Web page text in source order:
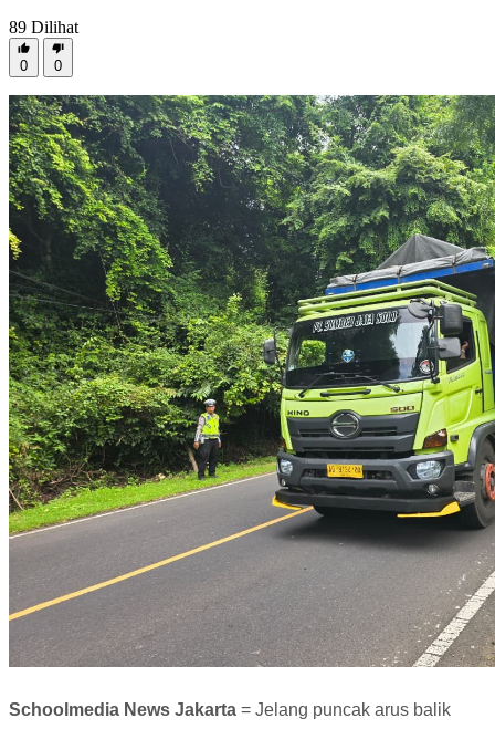
89 Dilihat
0 0
Schoolmedia News Jakarta = Jelang puncak arus balik